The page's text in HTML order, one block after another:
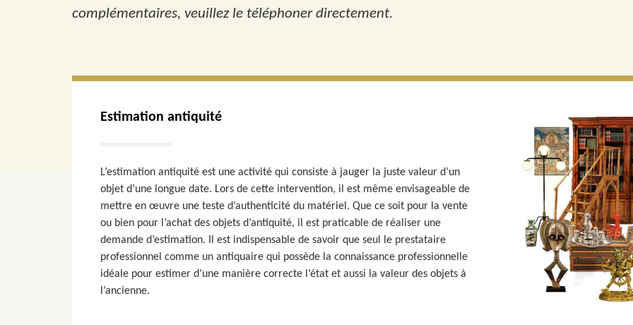
complémentaires, veuillez le téléphoner directement.
Estimation antiquité
L’estimation antiquité est une activité qui consiste à jauger la juste valeur d’un
objet d’une longue date. Lors de cette intervention, il est même envisageable de
mettre en œuvre une teste d’authenticité du matériel. Que ce soit pour la vente
ou bien pour l’achat des objets d’antiquité, il est praticable de réaliser une
demande d’estimation. Il est indispensable de savoir que seul le prestataire
professionnel comme un antiquaire qui possède la connaissance professionnelle
idéale pour estimer d’une manière correcte l’état et aussi la valeur des objets à
l’ancienne.